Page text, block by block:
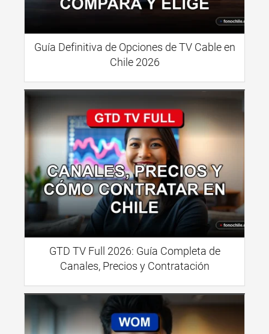
Guía Definitiva de Opciones de TV Cable en
Chile 2026
GTD TV Full 2026: Guía Completa de
Canales, Precios y Contratación